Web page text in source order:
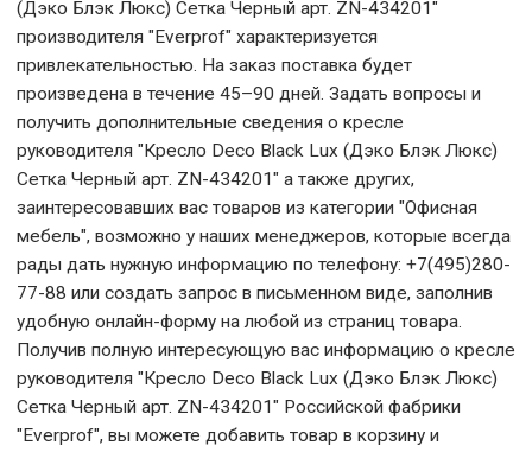
(Дэко Блэк Люкс) Сетка Черный арт. ZN-434201"
производителя "Everprof" характеризуется
привлекательностью. На заказ поставка будет
произведена в течение 45–90 дней. Задать вопросы и
получить дополнительные сведения о кресле
руководителя "Кресло Deco Black Lux (Дэко Блэк Люкс)
Сетка Черный арт. ZN-434201" а также других,
заинтересовавших вас товаров из категории "Офисная
мебель", возможно у наших менеджеров, которые всегда
рады дать нужную информацию по телефону: +7(495)280-
77-88 или создать запрос в письменном виде, заполнив
удобную онлайн-форму на любой из страниц товара.
Получив полную интересующую вас информацию о кресле
руководителя "Кресло Deco Black Lux (Дэко Блэк Люкс)
Сетка Черный арт. ZN-434201" Российской фабрики
"Everprof", вы можете добавить товар в корзину и